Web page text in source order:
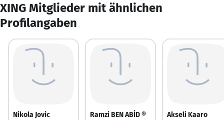
XING Mitglieder mit ähnlichen
Profilangaben
Nikola Jovic Ramzi BEN ABİD ® Akseli Kaaro